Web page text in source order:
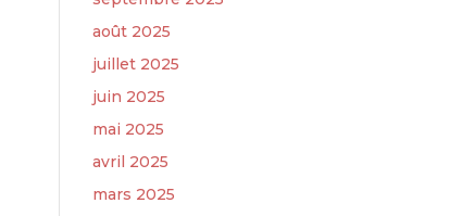
août 2025
juillet 2025
juin 2025
mai 2025
avril 2025
mars 2025